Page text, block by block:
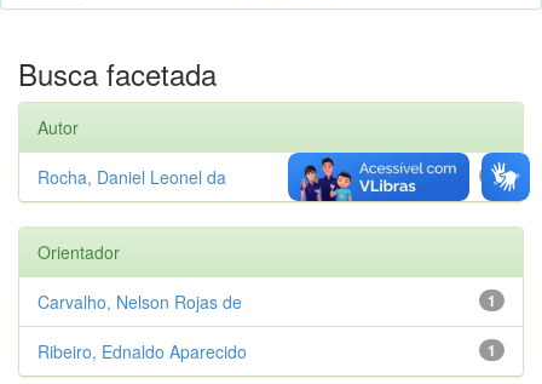
Busca facetada
Autor
1
Rocha, Daniel Leonel da
Orientador
1
Carvalho, Nelson Rojas de
1
Ribeiro, Ednaldo Aparecido